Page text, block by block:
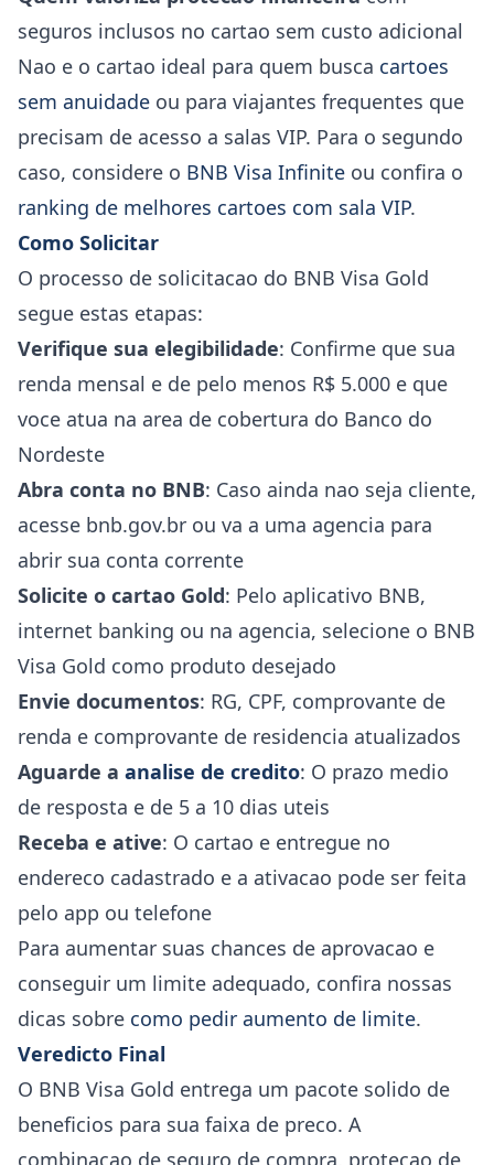
seguros inclusos no cartao sem custo adicional
Nao e o cartao ideal para quem busca cartoes
sem anuidade ou para viajantes frequentes que
precisam de acesso a salas VIP. Para o segundo
caso, considere o BNB Visa Infinite ou confira o
ranking de melhores cartoes com sala VIP.
Como Solicitar
O processo de solicitacao do BNB Visa Gold
segue estas etapas:
Verifique sua elegibilidade: Confirme que sua
renda mensal e de pelo menos R$ 5.000 e que
voce atua na area de cobertura do Banco do
Nordeste
Abra conta no BNB: Caso ainda nao seja cliente,
acesse bnb.gov.br ou va a uma agencia para
abrir sua conta corrente
Solicite o cartao Gold: Pelo aplicativo BNB,
internet banking ou na agencia, selecione o BNB
Visa Gold como produto desejado
Envie documentos: RG, CPF, comprovante de
renda e comprovante de residencia atualizados
Aguarde a analise de credito: O prazo medio
de resposta e de 5 a 10 dias uteis
Receba e ative: O cartao e entregue no
endereco cadastrado e a ativacao pode ser feita
pelo app ou telefone
Para aumentar suas chances de aprovacao e
conseguir um limite adequado, confira nossas
dicas sobre como pedir aumento de limite.
Veredicto Final
O BNB Visa Gold entrega um pacote solido de
beneficios para sua faixa de preco. A
combinacao de seguro de compra, protecao de